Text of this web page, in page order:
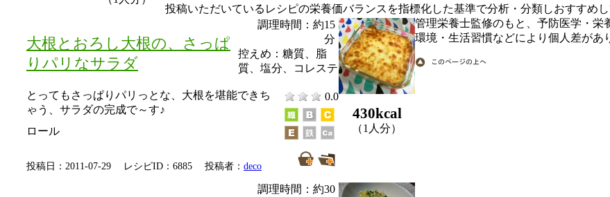
大根とおろし大根の、さっぱ
りパリなサラダ
調理時間：約15
分
とってもさっぱりパリっとな、大根を堪能できち
ゃう、サラダの完成で～す♪
0.0
控えめ： 糖質、脂
質、塩分、コレステ
ロール
投稿日：2011-07-29 レシピID：6885 投稿者： deco
430kcal
（1人分）
調理時間：約30
投稿いただいているレシピの栄養価バランスを指標化した基準で分析・分類しおすすめし
管理栄養士監修のもと、予防医学・栄
環境・生活習慣などにより個人差があ